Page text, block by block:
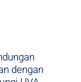
dengan